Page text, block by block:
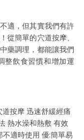
適，但其實我們有許
從簡單的穴道按摩、
藥調理，都能讓我們
整飲食習慣和增加運
按摩 迅速舒緩經痛
熱水澡和熱敷 有效
適時使用 優:簡單易